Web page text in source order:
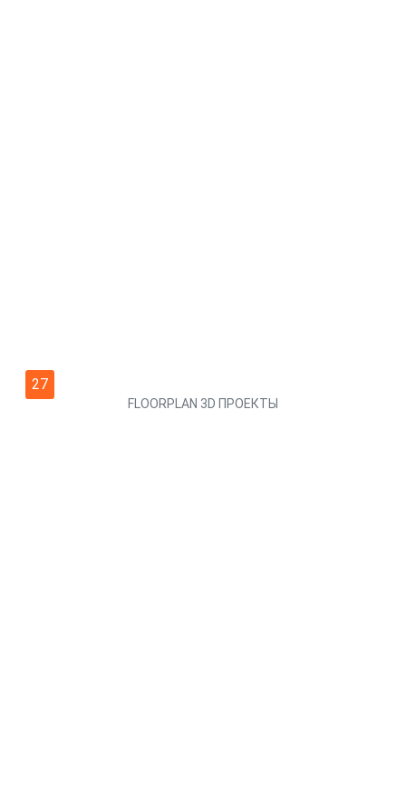
27
FLOORPLAN 3D ПРОЕКТЫ